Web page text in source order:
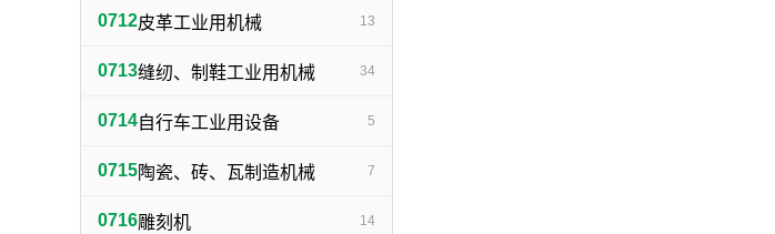
0712皮革工业用机械 13
0713缝纫、制鞋工业用机械 34
0714自行车工业用设备 5
0715陶瓷、砖、瓦制造机械 7
0716雕刻机 14